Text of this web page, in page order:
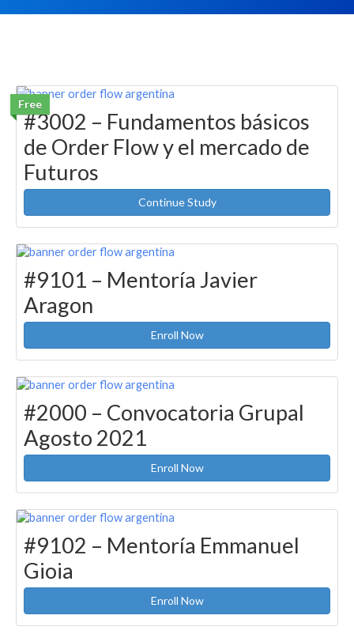
Free
#3002 – Fundamentos básicos
de Order Flow y el mercado de
Futuros
Continue Study
#9101 – Mentoría Javier
Aragon
Enroll Now
#2000 – Convocatoria Grupal
Agosto 2021
Enroll Now
#9102 – Mentoría Emmanuel
Gioia
Enroll Now